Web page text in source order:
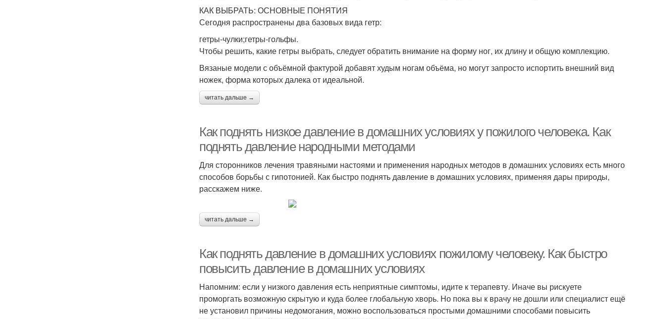
КАК ВЫБРАТЬ: ОСНОВНЫЕ ПОНЯТИЯ
Сегодня распространены два базовых вида гетр:
гетры-чулки;гетры-гольфы.
Чтобы решить, какие гетры выбрать, следует обратить внимание на форму ног, их длину и общую комплекцию.
Вязаные модели с объёмной фактурой добавят худым ногам объёма, но могут запросто испортить внешний вид
ножек, форма которых далека от идеальной.
читать дальше →
Как поднять низкое давление в домашних условиях у пожилого человека. Как
поднять давление народными методами
Для сторонников лечения травяными настоями и применения народных методов в домашних условиях есть много
способов борьбы с гипотонией. Как быстро поднять давление в домашних условиях, применяя дары природы,
расскажем ниже.
читать дальше →
Как поднять давление в домашних условиях пожилому человеку. Как быстро
повысить давление в домашних условиях
Напомним: если у низкого давления есть неприятные симптомы, идите к терапевту. Иначе вы рискуете
проморгать возможную скрытую и куда более глобальную хворь. Но пока вы к врачу не дошли или специалист ещё
не установил причины недомогания, можно воспользоваться простыми домашними способами повысить